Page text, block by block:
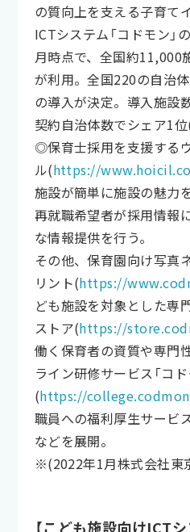
の質向上を支える子育て
ICTシステム「コドモン
月時点で、全国約11,000
が利用。全国220の自治
の導入が決定。導入施設
契約自治体数でシェア1
◎保育士採用を支援する
ル(https://
施設が簡単に施設の魅力
再就職希望者が採用情報
な情報提供を行う。
その他、保育園向け写真
リント(https://
ども施設を対象とした専
ストア(https://
働く保育者の資質や専門
ライン研修サービス「コ
(https://
職員への福利厚生サービ
などを展開。
※(2022年1月株式会社東
【こども施設向けICT